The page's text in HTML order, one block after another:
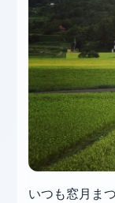
いつも窓月ま